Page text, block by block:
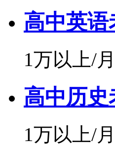
高中英语
1万以上/月
高中历史
1万以上/月